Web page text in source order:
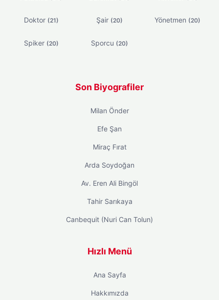
Doktor (21) Şair (20) Yönetmen (20)
Spiker (20) Sporcu (20)
Son Biyografiler
Milan Önder
Efe Şan
Miraç Fırat
Arda Soydoğan
Av. Eren Ali Bingöl
Tahir Sarıkaya
Canbequit (Nuri Can Tolun)
Hızlı Menü
Ana Sayfa
Hakkımızda